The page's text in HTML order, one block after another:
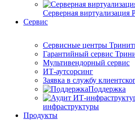
Серверная виртуализация
Сервис
Сервисные центры
Гарантийный сервис
Мультивендорный сервис
ИТ-аутсорсинг
Заявка в службу
Поддержка
инфраструктуры
Продукты